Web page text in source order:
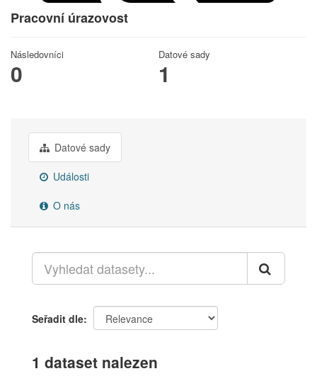
Pracovní úrazovost
Následovníci
0
Datové sady
1
Datové sady
Události
O nás
Seřadit dle
1 dataset nalezen